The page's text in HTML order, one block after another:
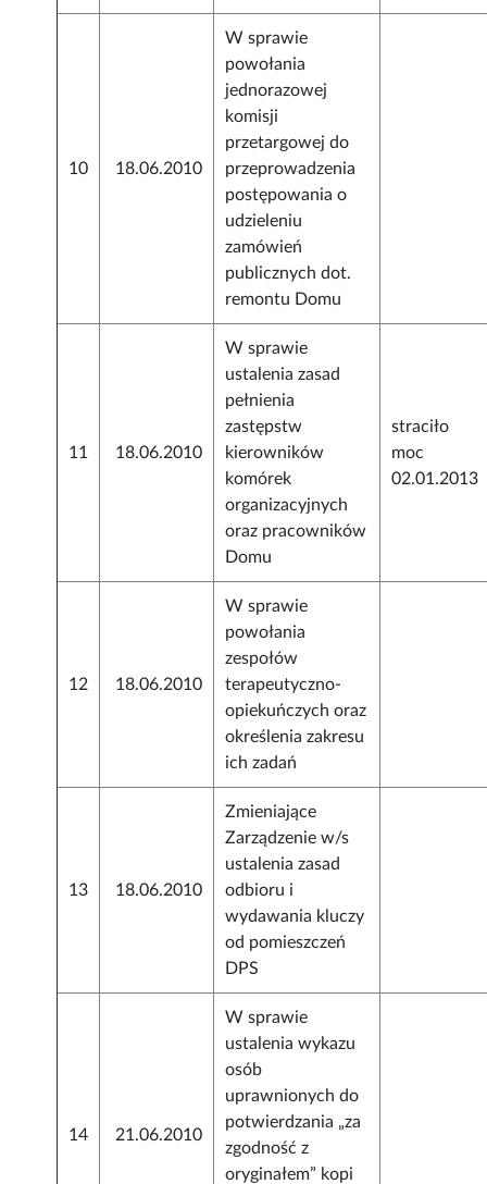
10 18.06.2010
W sprawie
powołania
jednorazowej
komisji
przetargowej do
przeprowadzenia
postępowania o
udzieleniu
zamówień
publicznych dot.
remontu Domu
11 18.06.2010
W sprawie
ustalenia zasad
pełnienia
zastępstw
kierowników
komórek
organizacyjnych
oraz pracowników
Domu
straciło
moc
02.01.2013
12 18.06.2010
W sprawie
powołania
zespołów
terapeutyczno-
opiekuńczych oraz
określenia zakresu
ich zadań
13 18.06.2010
Zmieniające
Zarządzenie w/s
ustalenia zasad
odbioru i
wydawania kluczy
od pomieszczeń
DPS
14 21.06.2010
W sprawie
ustalenia wykazu
osób
uprawnionych do
potwierdzania „za
zgodność z
oryginałem” kopi